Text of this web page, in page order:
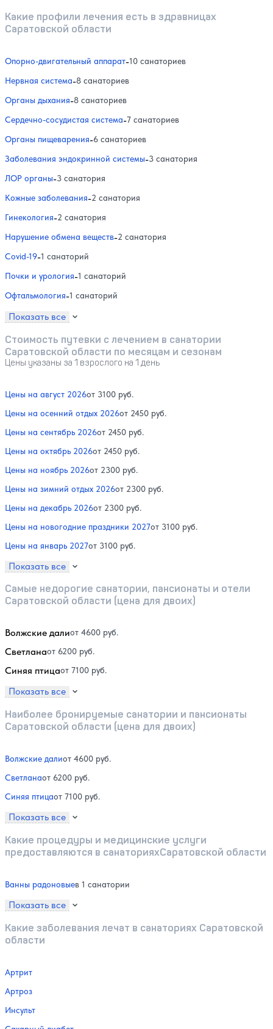
Какие профили лечения есть в здравницах
Саратовской области
Опорно-двигательный аппарат-10 санаториев
Нервная система-8 санаториев
Органы дыхания-8 санаториев
Сердечно-сосудистая система-7 санаториев
Органы пищеварения-6 санаториев
Заболевания эндокринной системы-3 санатория
ЛОР органы-3 санатория
Кожные заболевания-2 санатория
Гинекология-2 санатория
Нарушение обмена веществ-2 санатория
Covid-19-1 санаторий
Почки и урология-1 санаторий
Офтальмология-1 санаторий
Показать все
Стоимость путевки с лечением в санатории
Саратовской области по месяцам и сезонам
Цены указаны за 1 взрослого на 1 день
Цены на август 2026от 3100 руб.
Цены на осенний отдых 2026от 2450 руб.
Цены на сентябрь 2026от 2450 руб.
Цены на октябрь 2026от 2450 руб.
Цены на ноябрь 2026от 2300 руб.
Цены на зимний отдых 2026от 2300 руб.
Цены на декабрь 2026от 2300 руб.
Цены на новогодние праздники 2027от 3100 руб.
Цены на январь 2027от 3100 руб.
Показать все
Самые недорогие санатории, пансионаты и отели
Саратовской области (цена для двоих)
Волжские далиот 4600 руб.
Светланаот 6200 руб.
Синяя птицаот 7100 руб.
Показать все
Наиболее бронируемые санатории и пансионаты
Саратовской области (цена для двоих)
Волжские далиот 4600 руб.
Светланаот 6200 руб.
Синяя птицаот 7100 руб.
Показать все
Какие процедуры и медицинские услуги
предоставляются в санаторияхСаратовской области
Ванны радоновыев 1 санатории
Показать все
Какие заболевания лечат в санаториях Саратовской
области
Артрит
Артроз
Инсульт